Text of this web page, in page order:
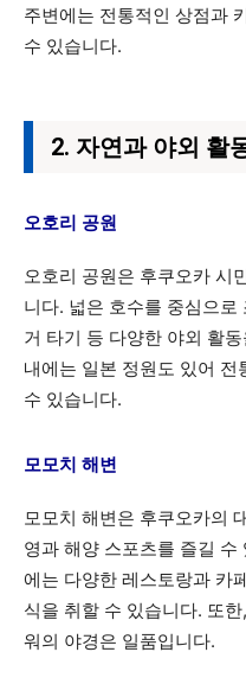
주변에는 전통적인 상점과
수 있습니다.
2. 자연과 야외 활
오호리 공원
오호리 공원은 후쿠오카 시
니다. 넓은 호수를 중심으로
거 타기 등 다양한 야외 활
내에는 일본 정원도 있어
수 있습니다.
모모치 해변
모모치 해변은 후쿠오카의
영과 해양 스포츠를 즐길 수
에는 다양한 레스토랑과 카
식을 취할 수 있습니다. 또
워의 야경은 일품입니다.